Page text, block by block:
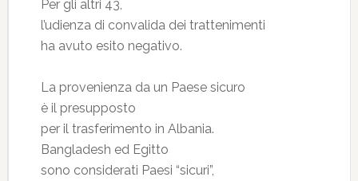
Per gli altri 43,
l’udienza di convalida dei trattenimenti
ha avuto esito negativo.
La provenienza da un Paese sicuro
è il presupposto
per il trasferimento in Albania.
Bangladesh ed Egitto
sono considerati Paesi “sicuri”,